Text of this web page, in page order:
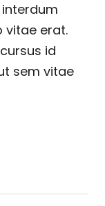
vitae erat.
id
sem vitae